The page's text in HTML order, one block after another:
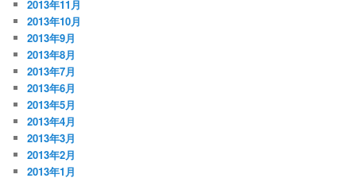
2013年11月
2013年10月
2013年9月
2013年8月
2013年7月
2013年6月
2013年5月
2013年4月
2013年3月
2013年2月
2013年1月